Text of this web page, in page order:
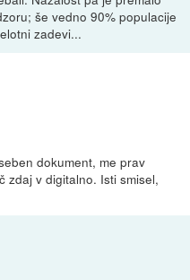
še vedno 90% populacije
zadevi...
dokument, me prav
zdaj v digitalno. Isti smisel,